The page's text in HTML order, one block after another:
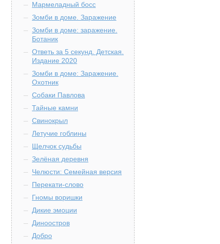
Мармеладный босс
Зомби в доме. Заражение
Зомби в доме: заражение.
Ботаник
Ответь за 5 секунд. Детская.
Издание 2020
Зомби в доме: Заражение.
Охотник
Собаки Павлова
Тайные камни
Свинокрыл
Летучие гоблины
Щелчок судьбы
Зелёная деревня
Челюсти: Семейная версия
Перекати-слово
Гномы воришки
Дикие эмоции
Диноостров
Добро